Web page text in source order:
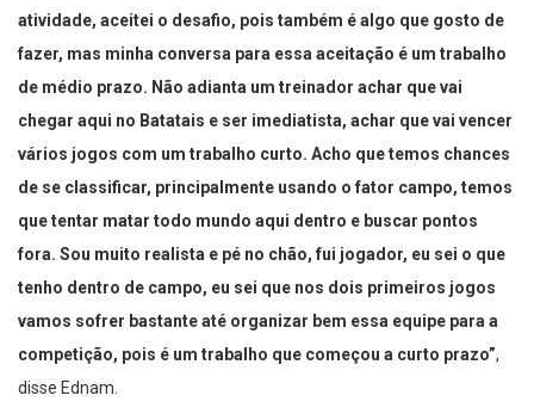
atividade, aceitei o desafio, pois também é algo que gosto de
fazer, mas minha conversa para essa aceitação é um trabalho
de médio prazo. Não adianta um treinador achar que vai
chegar aqui no Batatais e ser imediatista, achar que vai vencer
vários jogos com um trabalho curto. Acho que temos chances
de se classificar, principalmente usando o fator campo, temos
que tentar matar todo mundo aqui dentro e buscar pontos
fora. Sou muito realista e pé no chão, fui jogador, eu sei o que
tenho dentro de campo, eu sei que nos dois primeiros jogos
vamos sofrer bastante até organizar bem essa equipe para a
competição, pois é um trabalho que começou a curto prazo”,
disse Ednam.